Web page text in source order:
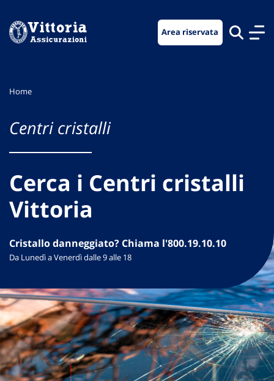
menu
contenuto
footer
Area riservata
Home
Centri cristalli
Cerca i Centri cristalli
Vittoria
Cristallo danneggiato? Chiama l'800.19.10.10
Da Lunedì a Venerdì dalle 9 alle 18